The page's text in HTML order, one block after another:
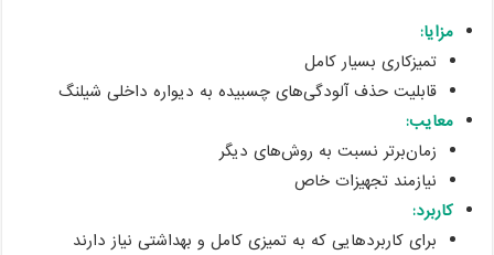
مزایا:
تمیزکاری بسیار کامل
قابلیت حذف آلودگی‌های چسبیده به دیواره داخلی شیلنگ
معایب:
زمان‌برتر نسبت به روش‌های دیگر
نیازمند تجهیزات خاص
کاربرد:
برای کاربردهایی که به تمیزی کامل و بهداشتی نیاز دارند